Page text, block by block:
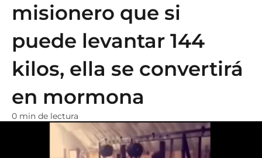
misionero que si
puede levantar 144
kilos, ella se convertirá
en mormona
0 min de lectura